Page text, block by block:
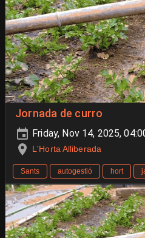
Jornada de curro
Friday, Nov 14, 2025,
L'Horta Alliberada
Sants autogestió hort